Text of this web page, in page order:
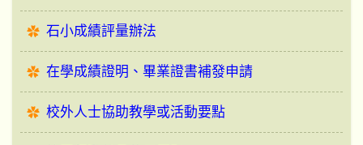
石小成績評量辦法
在學成績證明、畢業證書補發申請
校外人士協助教學或活動要點